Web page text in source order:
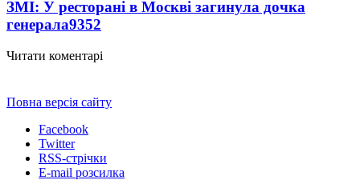
ЗМІ: У ресторані в Москві загинула дочка
генерала9352
Читати коментарі
Повна версія сайту
Facebook
Twitter
RSS-стрічки
E-mail розсилка